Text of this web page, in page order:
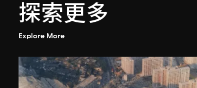
探索更多
Explore More